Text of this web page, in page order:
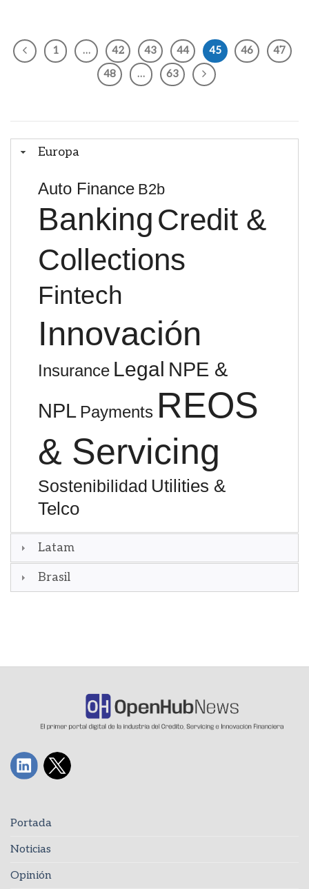
Europa
Auto Finance B2b
Banking Credit &
Collections
Fintech
Innovación
Insurance Legal NPE &
NPL Payments REOS
& Servicing
Sostenibilidad Utilities &
Telco
Latam
Brasil
1 … 42 43 44 45 46
47
48
… 63
Portada
Noticias
Opinión